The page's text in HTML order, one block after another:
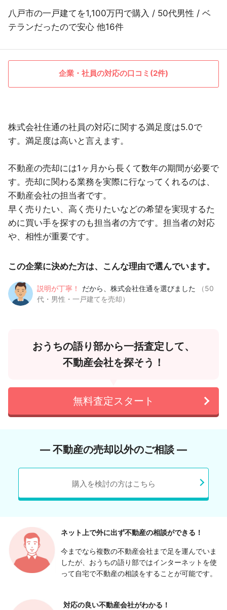
八戸市の一戸建てを1,100万円で購入 / 50代男性 / ベ
テランだったので安心 他16件
企業・社員の対応の口コミ(2件)
株式会社住通の社員の対応に関する満足度は5.0で
す。満足度は高いと言えます。
不動産の売却には1ヶ月から長くて数年の期間が必要で
す。売却に関わる業務を実際に行なってくれるのは、
不動産会社の担当者です。
早く売りたい、高く売りたいなどの希望を実現するた
めに買い手を探すのも担当者の方です。担当者の対応
や、相性が重要です。
この企業に決めた方は、こんな理由で選んでいます。
説明が丁寧！ だから、株式会社住通を選びました
（50
代・男性・一戸建てを売却）
おうちの語り部から一括査定して、
不動産会社を探そう！
無料査定スタート
― 不動産の売却以外のご相談 ―
購入を検討の方はこちら
ネット上で外に出ず不動産の相談ができる！
今までなら複数の不動産会社まで足を運んでいま
したが、おうちの語り部ではインターネットを使
って自宅で不動産の相談をすることが可能です。
対応の良い不動産会社がわかる！